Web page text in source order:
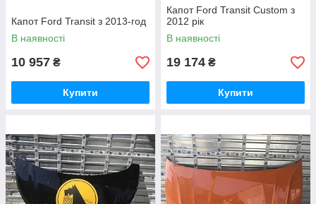
Капот Ford Transit з 2013-год
В наявності
10 957 ₴
Купити
Капот Ford Transit Custom з
2012 рік
В наявності
19 174 ₴
Купити